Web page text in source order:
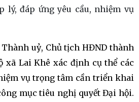
lý, đáp ứng yêu cầu, nhiệm vụ
uỷ, Chủ tịch HĐND thành
xã Lai Khê xác định cụ thể các
vụ trọng tâm cần triển khai
mục tiêu nghị quyết Đại hội.